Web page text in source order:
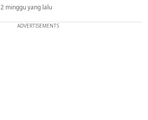
2 minggu yang lalu
ADVERTISEMENTS